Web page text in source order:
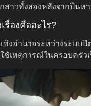
สาวทั้งสองหลังจากปืนหา
รื่องคืออะไร?
ชิงอำนาจระหว่างระบบปิ
ใช้เหตุการณ์ในครอบครัว